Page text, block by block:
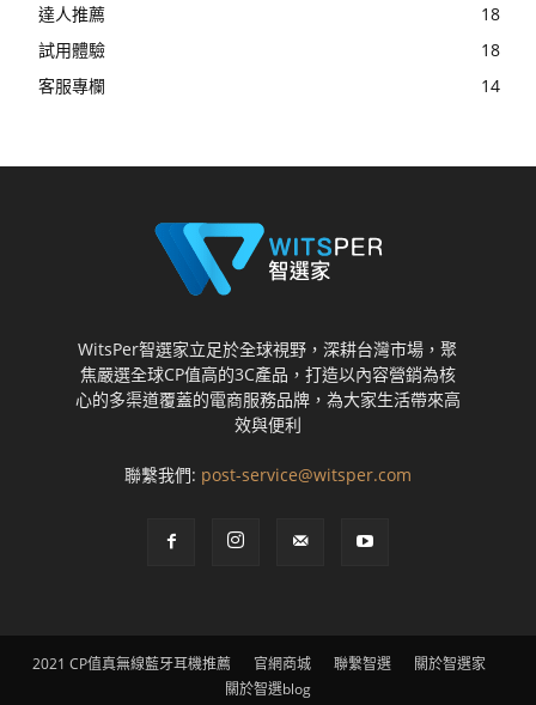
達人推薦
18
試用體驗
18
客服專欄
14
WitsPer智選家立足於全球視野，深耕台灣市場，聚
焦嚴選全球CP值高的3C產品，打造以內容營銷為核
心的多渠道覆蓋的電商服務品牌，為大家生活帶來高
效與便利
聯繫我們: post-service@witsper.com
2021 CP值真無線藍牙耳機推薦 官網商城 聯繫智選
關於智選家
關於智選blog